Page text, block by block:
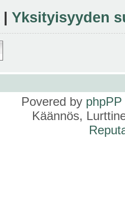
| Yksityisyyden
Povered by phpPP
Käännös,